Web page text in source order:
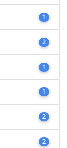
1
2
1
1
2
2